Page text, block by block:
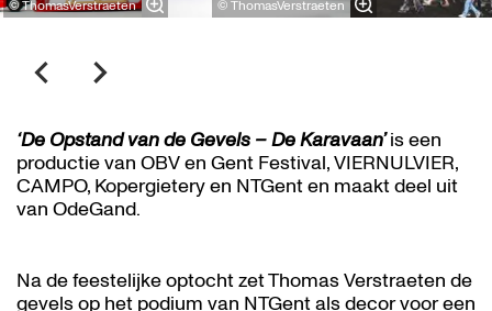
© ThomasVerstraeten © ThomasVerstraeten
‘De Opstand van de Gevels – De Karavaan’is een
productie van OBV en Gent Festival, VIERNULVIER,
CAMPO, Kopergietery en NTGent en maakt deel uit
van OdeGand.
Na de feestelijke optocht zet Thomas Verstraeten de
gevels op het podium van NTGent als decor voor een